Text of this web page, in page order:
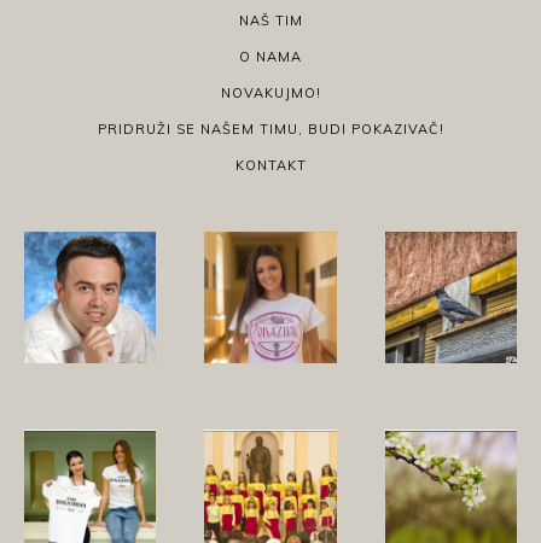
NAŠ TIM
O NAMA
NOVAKUJMO!
PRIDRUŽI SE NAŠEM TIMU, BUDI POKAZIVAČ!
KONTAKT